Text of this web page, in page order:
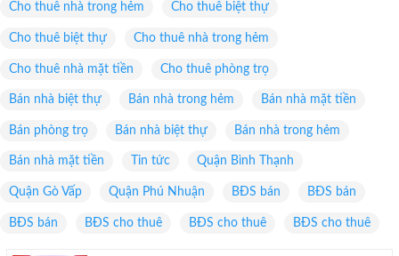
Cho thuê nhà trong hẻm Cho thuê biệt thự
Cho thuê biệt thự Cho thuê nhà trong hẻm
Cho thuê nhà mặt tiền Cho thuê phòng trọ
Bán nhà biệt thự Bán nhà trong hẻm Bán nhà mặt tiền
Bán phòng trọ Bán nhà biệt thự Bán nhà trong hẻm
Bán nhà mặt tiền Tin tức Quận Bình Thạnh
Quận Gò Vấp Quận Phú Nhuận BĐS bán BĐS bán
BĐS bán BĐS cho thuê BĐS cho thuê BĐS cho thuê